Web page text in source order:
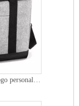
Borsa termica grande con logo personalizzato per esterni con fodera in PEVA LFGB borsa termica portatile da viaggio per picnic